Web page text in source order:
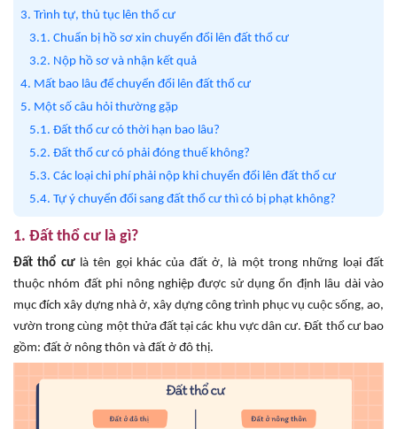
3. Trình tự, thủ tục lên thổ cư
3.1. Chuẩn bị hồ sơ xin chuyển đổi lên đất thổ cư
3.2. Nộp hồ sơ và nhận kết quả
4. Mất bao lâu để chuyển đổi lên đất thổ cư
5. Một số câu hỏi thường gặp
5.1. Đất thổ cư có thời hạn bao lâu?
5.2. Đất thổ cư có phải đóng thuế không?
5.3. Các loại chi phí phải nộp khi chuyển đổi lên đất thổ cư
5.4. Tự ý chuyển đổi sang đất thổ cư thì có bị phạt không?
1. Đất thổ cư là gì?
Đất thổ cưlà tên gọi khác của đất ở, là một trong những loại đất
thuộc nhóm đất phi nông nghiệp được sử dụng ổn định lâu dài vào
mục đích xây dựng nhà ở, xây dựng công trình phục vụ cuộc sống, ao,
vườn trong cùng một thửa đất tại các khu vực dân cư. Đất thổ cư bao
gồm: đất ở nông thôn và đất ở đô thị.